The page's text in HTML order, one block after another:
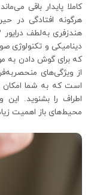
کاملا پایدار باقی
هرگونه افتادگی در
دینامیکی و تکنولوژی
که برای گوش دادن به
است که به شما
اطراف را بشنوید. این
محیط‌های باز اهمیت